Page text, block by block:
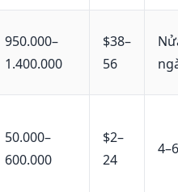
950.000–
1.400.000
$38–
56
50.000–
600.000
$2–
24